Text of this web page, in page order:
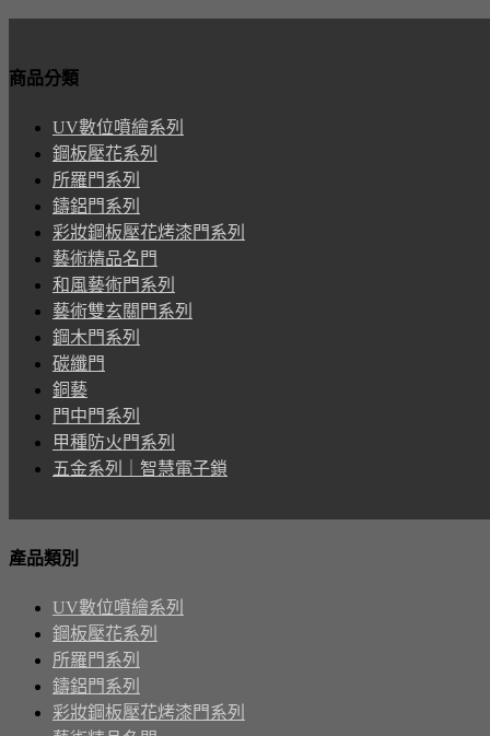
商品分類
UV數位噴繪系列
鋼板壓花系列
所羅門系列
鑄鋁門系列
彩妝鋼板壓花烤漆門系列
藝術精品名門
和風藝術門系列
藝術雙玄關門系列
鋼木門系列
碳纖門
銅藝
門中門系列
甲種防火門系列
五金系列｜智慧電子鎖
產品類別
UV數位噴繪系列
鋼板壓花系列
所羅門系列
鑄鋁門系列
彩妝鋼板壓花烤漆門系列